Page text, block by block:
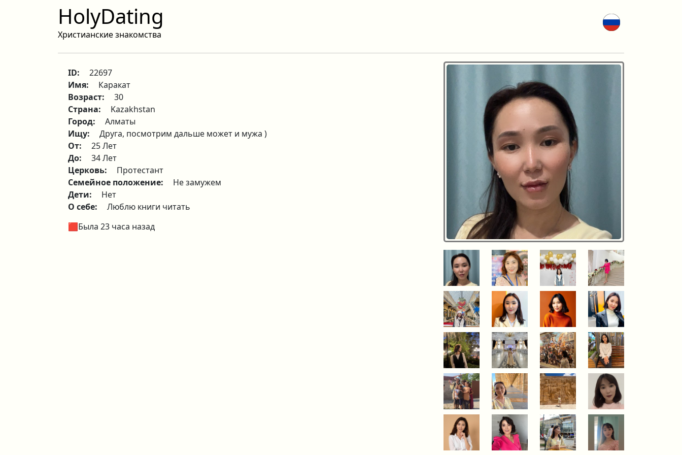
HolyDating
Христианские знакомства
ID:
22697
Имя:
Каракат
Возраст:
30
Страна:
Kazakhstan
Город:
Алматы
Ищу:
Друга, посмотрим дальше может и мужа )
От:
25 Лет
До:
34 Лет
Церковь:
Протестант
Семейное положение:
Не замужем
Дети:
Нет
О себе:
Люблю книги читать
🟥Была 23 часа назад